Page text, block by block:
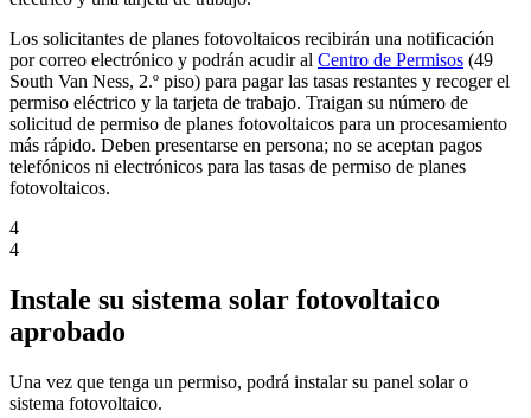
Los solicitantes de planes fotovoltaicos recibirán una notificación
por correo electrónico y podrán acudir al Centro de Permisos (49
South Van Ness, 2.º piso) para pagar las tasas restantes y recoger el
permiso eléctrico y la tarjeta de trabajo. Traigan su número de
solicitud de permiso de planes fotovoltaicos para un procesamiento
más rápido. Deben presentarse en persona; no se aceptan pagos
telefónicos ni electrónicos para las tasas de permiso de planes
fotovoltaicos.
4
4
Instale su sistema solar fotovoltaico
aprobado
Una vez que tenga un permiso, podrá instalar su panel solar o
sistema fotovoltaico.